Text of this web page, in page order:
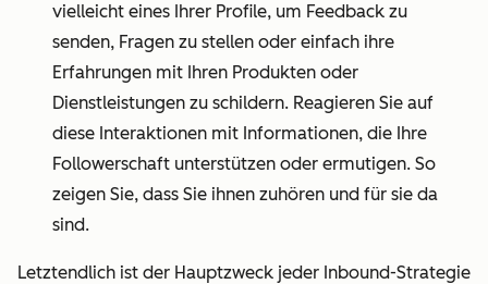
vielleicht eines Ihrer Profile, um Feedback zu
senden, Fragen zu stellen oder einfach ihre
Erfahrungen mit Ihren Produkten oder
Dienstleistungen zu schildern. Reagieren Sie auf
diese Interaktionen mit Informationen, die Ihre
Followerschaft unterstützen oder ermutigen. So
zeigen Sie, dass Sie ihnen zuhören und für sie da
sind.
Letztendlich ist der Hauptzweck jeder Inbound-Strategie